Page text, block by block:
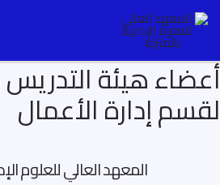
تخطي
إلى
المحتوى
أعضاء هيئة التدريس
لقسم إدارة الأعمال
المعهد العالي للعلوم